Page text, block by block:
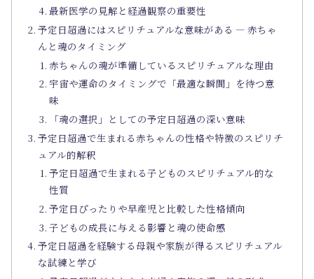
最新医学の見解と経過観察の重要性
予定日超過にはスピリチュアルな意味がある ― 赤ちゃ
んと魂のタイミング
赤ちゃんの魂が準備しているスピリチュアルな理由
宇宙や運命のタイミングで「最適な瞬間」を待つ意
味
「魂の選択」としての予定日超過の深い意味
予定日超過で生まれる赤ちゃんの性格や特徴のスピリチ
ュアル的解釈
予定日超過で生まれる子どものスピリチュアル的な
性質
予定日ぴったりや早産児と比較した性格傾向
子どもの成長に与える影響と魂の使命感
予定日超過を経験する母親や家族が得るスピリチュアル
な試練と学び